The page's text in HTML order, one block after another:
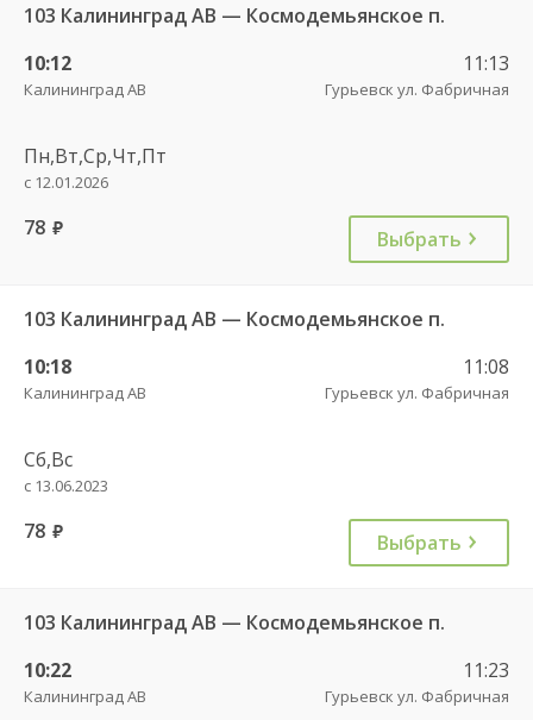
103 Калининград АВ — Космодемьянское п.
10:12
Калининград АВ
11:13
Гурьевск ул. Фабричная
Пн,Вт,Ср,Чт,Пт
с 12.01.2026
78 руб. Выбрать
103 Калининград АВ — Космодемьянское п.
10:18
Калининград АВ
11:08
Гурьевск ул. Фабричная
Сб,Вс
с 13.06.2023
78 руб. Выбрать
103 Калининград АВ — Космодемьянское п.
10:22
Калининград АВ
11:23
Гурьевск ул. Фабричная